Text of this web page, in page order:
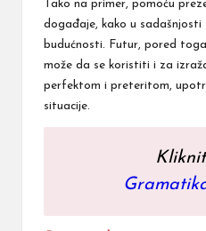
Tako na primer, pomoću
događaje, kako u
budućnosti. Futur, pored
može da se koristiti i za
perfektom i preteritom,
situacije.